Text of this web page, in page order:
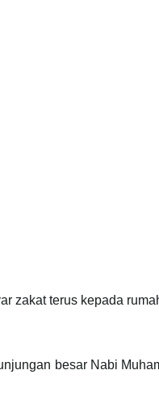
zakat terus kepada
besar Nabi